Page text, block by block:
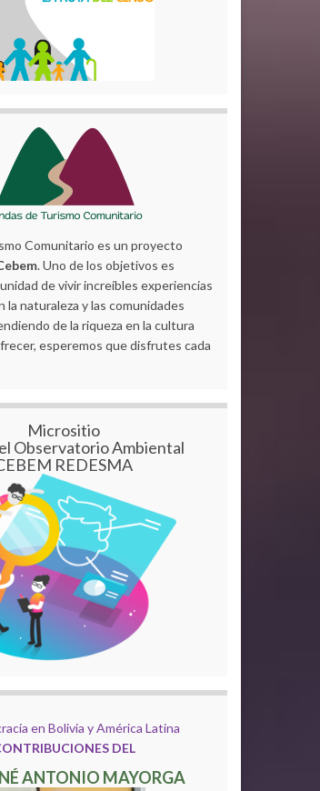
Comunitario es un proyecto
. Uno de los objetivos es
de vivir increíbles experiencias
la naturaleza y las comunidades
de la riqueza en la cultura
esperemos que disfrutes cada
Micrositio
Observatorio Ambiental
REDESMA
en Bolivia y América Latina
DEL
ANTONIO MAYORGA